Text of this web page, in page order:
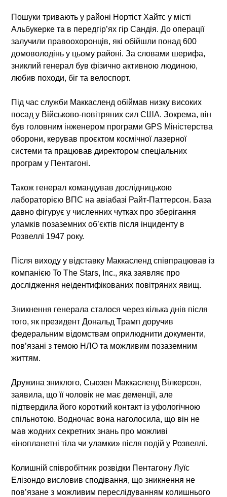
Пошуки тривають у районі Нортіст Хайтс у місті
Альбукерке та в передгір’ях гір Сандія. До операції
залучили правоохоронців, які обійшли понад 600
домоволодінь у цьому районі. За словами шерифа,
зниклий генерал був фізично активною людиною,
любив походи, біг та велоспорт.
Під час служби Маккасленд обіймав низку високих
посад у Військово-повітряних сил США. Зокрема, він
був головним інженером програми GPS Міністерства
оборони, керував проєктом космічної лазерної
системи та працював директором спеціальних
програм у Пентагоні.
Також генерал командував дослідницькою
лабораторією ВПС на авіабазі Райт-Паттерсон. База
давно фігурує у численних чутках про зберігання
уламків позаземних об’єктів після інциденту в
Розвеллі 1947 року.
Після виходу у відставку Маккасленд співпрацював із
компанією To The Stars, Inc., яка заявляє про
дослідження неідентифікованих повітряних явищ.
Зникнення генерала сталося через кілька днів після
того, як президент Дональд Трамп доручив
федеральним відомствам оприлюднити документи,
пов’язані з темою НЛО та можливим позаземним
життям.
Дружина зниклого, Сьюзен Маккасленд Вілкерсон,
заявила, що її чоловік не має деменції, але
підтвердила його короткий контакт із уфологічною
спільнотою. Водночас вона наголосила, що він не
мав жодних секретних знань про можливі
«інопланетні тіла чи уламки» після подій у Розвеллі.
Колишній співробітник розвідки Пентагону Луїс
Елізондо висловив сподівання, що зникнення не
пов’язане з можливим переслідуванням колишнього